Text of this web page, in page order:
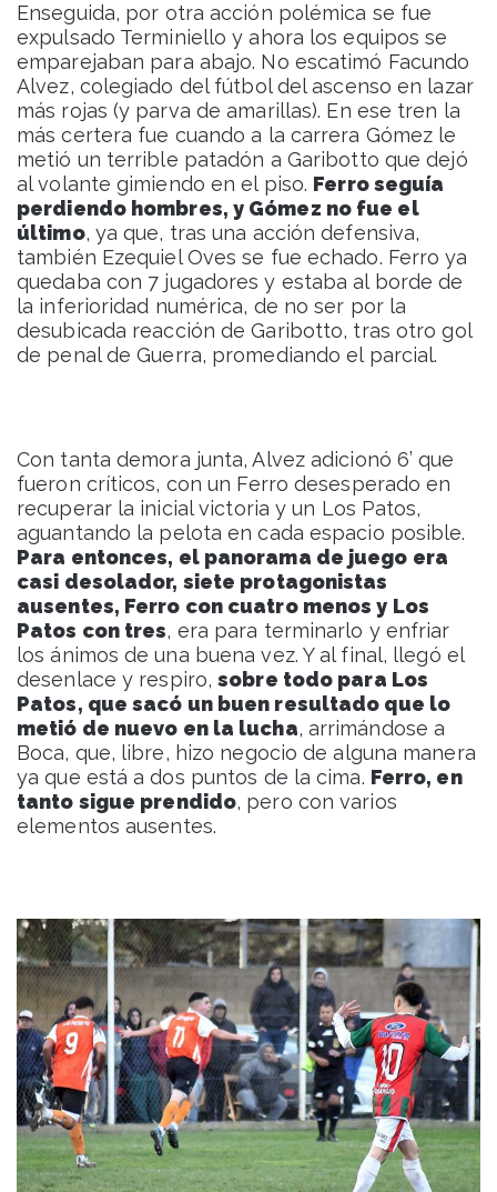
Enseguida, por otra acción polémica se fue
expulsado Terminiello y ahora los equipos se
emparejaban para abajo. No escatimó Facundo
Alvez, colegiado del fútbol del ascenso en lazar
más rojas (y parva de amarillas). En ese tren la
más certera fue cuando a la carrera Gómez le
metió un terrible patadón a Garibotto que dejó
al volante gimiendo en el piso. Ferro seguía
perdiendo hombres, y Gómez no fue el
último, ya que, tras una acción defensiva,
también Ezequiel Oves se fue echado. Ferro ya
quedaba con 7 jugadores y estaba al borde de
la inferioridad numérica, de no ser por la
desubicada reacción de Garibotto, tras otro gol
de penal de Guerra, promediando el parcial.
Con tanta demora junta, Alvez adicionó 6’ que
fueron críticos, con un Ferro desesperado en
recuperar la inicial victoria y un Los Patos,
aguantando la pelota en cada espacio posible.
Para entonces, el panorama de juego era
casi desolador, siete protagonistas
ausentes, Ferro con cuatro menos y Los
Patos con tres, era para terminarlo y enfriar
los ánimos de una buena vez. Y al final, llegó el
desenlace y respiro,sobre todo para Los
Patos, que sacó un buen resultado que lo
metió de nuevo en la lucha, arrimándose a
Boca, que, libre, hizo negocio de alguna manera
ya que está a dos puntos de la cima. Ferro, en
tanto sigue prendido, pero con varios
elementos ausentes.